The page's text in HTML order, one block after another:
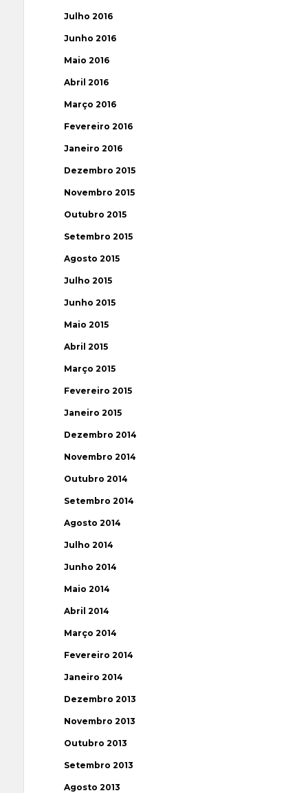
Julho 2016
Junho 2016
Maio 2016
Abril 2016
Março 2016
Fevereiro 2016
Janeiro 2016
Dezembro 2015
Novembro 2015
Outubro 2015
Setembro 2015
Agosto 2015
Julho 2015
Junho 2015
Maio 2015
Abril 2015
Março 2015
Fevereiro 2015
Janeiro 2015
Dezembro 2014
Novembro 2014
Outubro 2014
Setembro 2014
Agosto 2014
Julho 2014
Junho 2014
Maio 2014
Abril 2014
Março 2014
Fevereiro 2014
Janeiro 2014
Dezembro 2013
Novembro 2013
Outubro 2013
Setembro 2013
Agosto 2013